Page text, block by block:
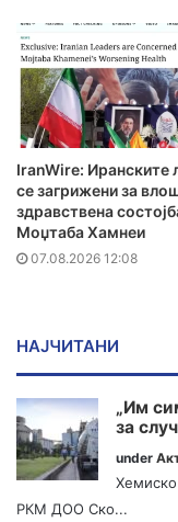
IranWire: Иранските
се загрижени за
здравствена
Моџтаба Хамнеи
07.08.2026 12:08
НАЈЧИТАНИ
„Им
за
under
РКМ ДОО Ско...